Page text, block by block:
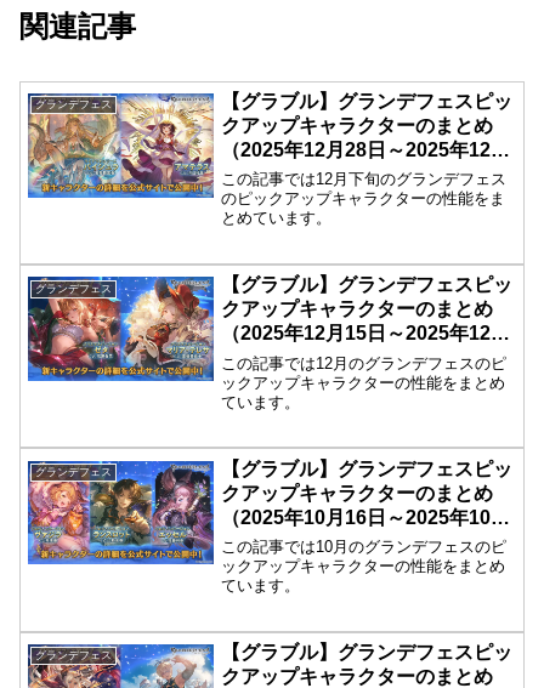
関連記事
グランデフェス
【グラブル】グランデフェスピッ
クアップキャラクターのまとめ
（2025年12月28日～2025年12月
31日）
この記事では12月下旬のグランデフェス
のピックアップキャラクターの性能をま
とめています。
グランデフェス
【グラブル】グランデフェスピッ
クアップキャラクターのまとめ
（2025年12月15日～2025年12月
18日）
この記事では12月のグランデフェスのピ
ックアップキャラクターの性能をまとめ
ています。
グランデフェス
【グラブル】グランデフェスピッ
クアップキャラクターのまとめ
（2025年10月16日～2025年10月
19日）
この記事では10月のグランデフェスのピ
ックアップキャラクターの性能をまとめ
ています。
グランデフェス
【グラブル】グランデフェスピッ
クアップキャラクターのまとめ